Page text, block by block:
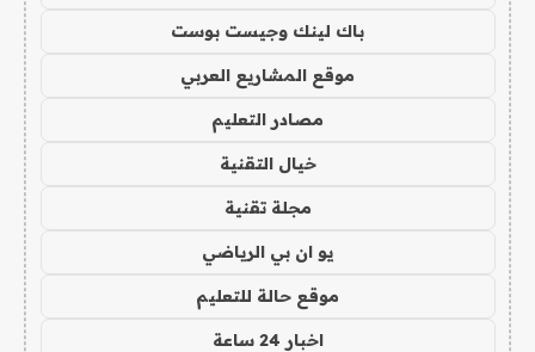
باك لينك وجيست بوست
موقع المشاريع العربي
مصادر التعليم
خيال التقنية
مجلة تقنية
يو ان بي الرياضي
موقع حالة للتعليم
اخبار 24 ساعة